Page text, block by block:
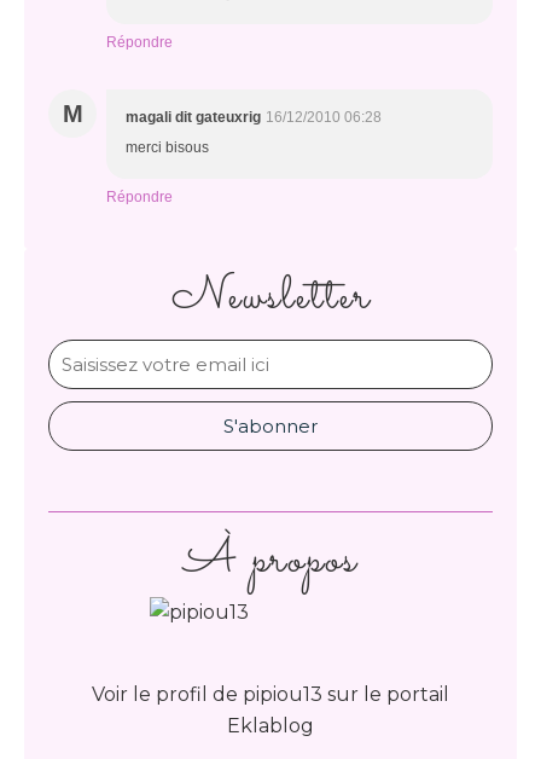
Répondre
M magali dit gateuxrig 16/12/2010 06:28
merci bisous
Répondre
Newsletter
À propos
Voir le profil de pipiou13 sur le portail
Eklablog